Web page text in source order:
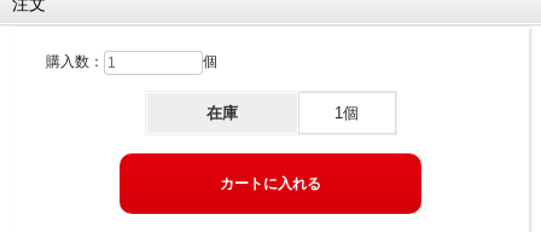
購入数： 個
在庫 1個